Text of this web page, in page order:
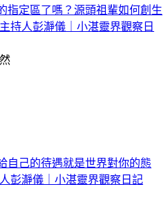
指定區了嗎？源頭祖輩如何創生
持人彭瀞儀｜小湛靈界觀察日
自己的待遇就是世界對你的態
彭瀞儀｜小湛靈界觀察日記